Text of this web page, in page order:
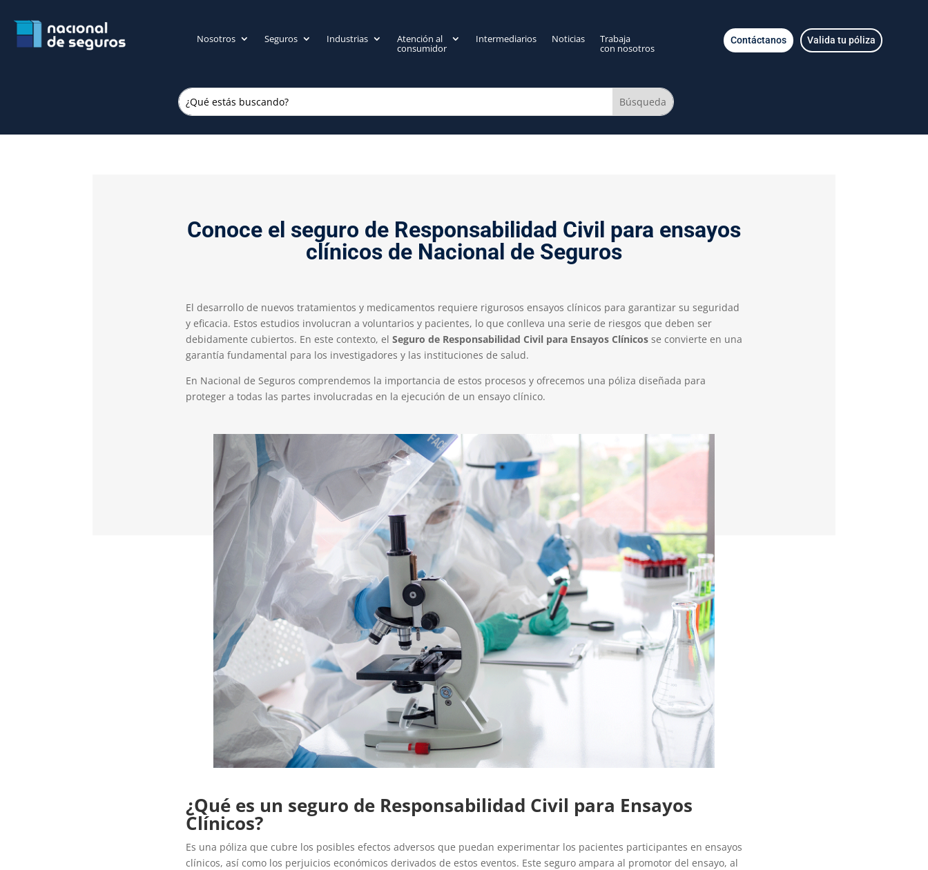
Nosotros Seguros Industrias Atención al
consumidor
Intermediarios Noticias Trabaja
con nosotros
Contáctanos Valida tu póliza
Conoce el seguro de Responsabilidad Civil para ensayos
clínicos de Nacional de Seguros
El desarrollo de nuevos tratamientos y medicamentos requiere rigurosos ensayos clínicos para garantizar su seguridad
y eficacia. Estos estudios involucran a voluntarios y pacientes, lo que conlleva una serie de riesgos que deben ser
debidamente cubiertos. En este contexto, el Seguro de Responsabilidad Civil para Ensayos Clínicosse convierte en una
garantía fundamental para los investigadores y las instituciones de salud.
En Nacional de Seguros comprendemos la importancia de estos procesos y ofrecemos una póliza diseñada para
proteger a todas las partes involucradas en la ejecución de un ensayo clínico.
¿Qué es un seguro de Responsabilidad Civil para Ensayos
Clínicos?
Es una póliza que cubre los posibles efectos adversos que puedan experimentar los pacientes participantes en ensayos
clínicos, así como los perjuicios económicos derivados de estos eventos. Este seguro ampara al promotor del ensayo, al